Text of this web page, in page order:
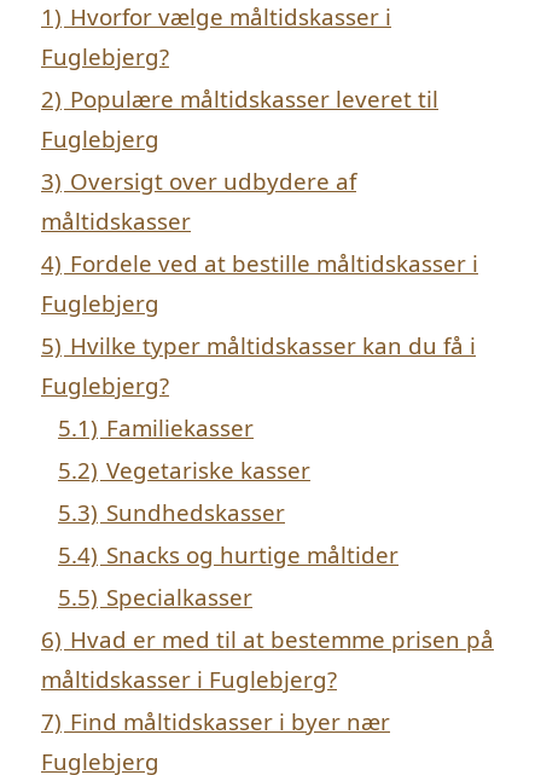
1) Hvorfor vælge måltidskasser i
Fuglebjerg?
2) Populære måltidskasser leveret til
Fuglebjerg
3) Oversigt over udbydere af
måltidskasser
4) Fordele ved at bestille måltidskasser i
Fuglebjerg
5) Hvilke typer måltidskasser kan du få i
Fuglebjerg?
5.1) Familiekasser
5.2) Vegetariske kasser
5.3) Sundhedskasser
5.4) Snacks og hurtige måltider
5.5) Specialkasser
6) Hvad er med til at bestemme prisen på
måltidskasser i Fuglebjerg?
7) Find måltidskasser i byer nær
Fuglebjerg